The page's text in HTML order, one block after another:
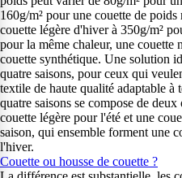
160g/m² pour une couette de
couette légère d'hiver à 350g/m²
pour la même chaleur, une couette
couette synthétique. Une solution
quatre saisons, pour ceux qui
textile de haute qualité adaptable à
quatre saisons se compose de
couette légère pour l'été et une
saison, qui ensemble forment une
l'hiver.
Couette ou housse de couette ?